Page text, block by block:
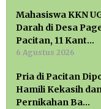
Mahasiswa KKN
Darah di Desa
Pacitan, 11 Kant…
6 Agustus 2026
Pria di Pacitan
Hamili Kekasih
Pernikahan Ba…